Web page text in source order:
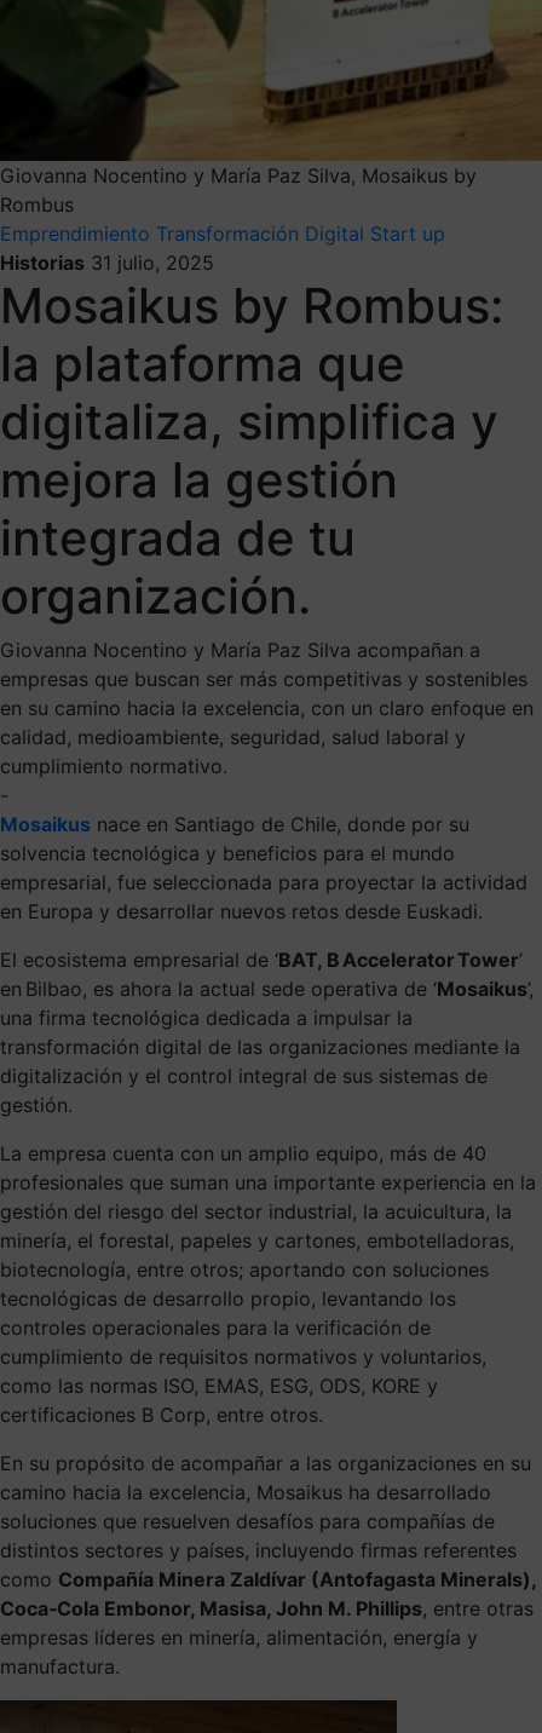
Giovanna Nocentino y María Paz Silva, Mosaikus by
Rombus
Emprendimiento Transformación Digital Start up
Historias 31 julio, 2025
Mosaikus by Rombus:
la plataforma que
digitaliza, simplifica y
mejora la gestión
integrada de tu
organización.
Giovanna Nocentino y María Paz Silva acompañan a
empresas que buscan ser más competitivas y sostenibles
en su camino hacia la excelencia, con un claro enfoque en
calidad, medioambiente, seguridad, salud laboral y
cumplimiento normativo.
-
Mosaikus nace en Santiago de Chile, donde por su
solvencia tecnológica y beneficios para el mundo
empresarial, fue seleccionada para proyectar la actividad
en Europa y desarrollar nuevos retos desde Euskadi.
El ecosistema empresarial de ‘BAT, B Accelerator Tower’
en Bilbao, es ahora la actual sede operativa de ‘Mosaikus’,
una firma tecnológica dedicada a impulsar la
transformación digital de las organizaciones mediante la
digitalización y el control integral de sus sistemas de
gestión.
La empresa cuenta con un amplio equipo, más de 40
profesionales que suman una importante experiencia en la
gestión del riesgo del sector industrial, la acuicultura, la
minería, el forestal, papeles y cartones, embotelladoras,
biotecnología, entre otros; aportando con soluciones
tecnológicas de desarrollo propio, levantando los
controles operacionales para la verificación de
cumplimiento de requisitos normativos y voluntarios,
como las normas ISO, EMAS, ESG, ODS, KORE y
certificaciones B Corp, entre otros.
En su propósito de acompañar a las organizaciones en su
camino hacia la excelencia, Mosaikus ha desarrollado
soluciones que resuelven desafíos para compañías de
distintos sectores y países, incluyendo firmas referentes
como Compañía Minera Zaldívar (Antofagasta Minerals),
Coca‑Cola Embonor, Masisa, John M. Phillips, entre otras
empresas líderes en minería, alimentación, energía y
manufactura.